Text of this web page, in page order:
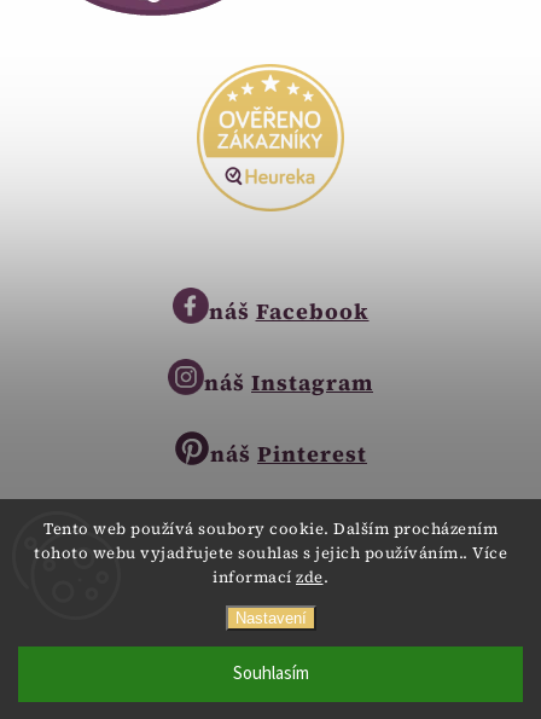
Tento web používá soubory cookie. Dalším procházením
tohoto webu vyjadřujete souhlas s jejich používáním.. Více
informací zde.
Nastavení
Souhlasím
obchod@zlatnictvi-zlaticko.cz
náš Facebook
náš Instagram
náš Pinterest
Copyright © 2023
Všechna práva vyhrazena.
WebdesignDigitalka.cz